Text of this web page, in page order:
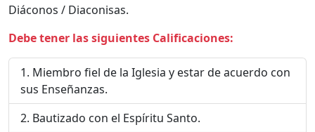
Diáconos / Diaconisas.
Debe tener las siguientes Calificaciones:
Miembro fiel de la Iglesia y estar de acuerdo con
sus Enseñanzas.
Bautizado con el Espíritu Santo.